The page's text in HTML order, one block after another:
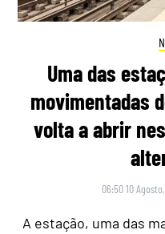
Uma das
movimentadas
volta a abrir
06:50 10
A estação, uma das